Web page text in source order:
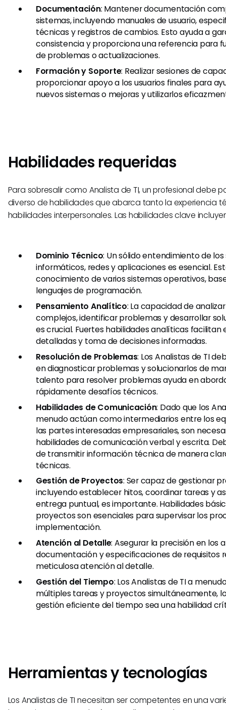
Documentación: Mantener documentación
sistemas, incluyendo manuales de usuario,
técnicas y registros de cambios. Esto ayuda a
consistencia y proporciona una referencia para
de problemas o actualizaciones.
Formación y Soporte: Realizar sesiones de
proporcionar apoyo a los usuarios finales para
nuevos sistemas o mejoras y utilizarlos
Habilidades requeridas
​Para sobresalir como Analista de TI, un profesional debe
diverso de habilidades que abarca tanto la experiencia
habilidades interpersonales. Las habilidades clave
Dominio Técnico: Un sólido entendimiento de
informáticos, redes y aplicaciones es esencial.
conocimiento de varios sistemas operativos,
lenguajes de programación.
Pensamiento Analítico: La capacidad de
complejos, identificar problemas y desarrollar
es crucial. Fuertes habilidades analíticas facilitan
detalladas y toma de decisiones informadas.
Resolución de Problemas: Los Analistas de TI
en diagnosticar problemas y solucionarlos de
talento para resolver problemas ayuda en
rápidamente desafíos técnicos.
Habilidades de Comunicación: Dado que los
menudo actúan como intermediarios entre los
las partes interesadas empresariales, son
habilidades de comunicación verbal y escrita.
de transmitir información técnica de manera
técnicas.
Gestión de Proyectos: Ser capaz de gestionar
incluyendo establecer hitos, coordinar tareas y
entrega puntual, es importante. Habilidades
proyectos son esenciales para supervisar los
implementación.
Atención al Detalle: Asegurar la precisión en los
documentación y especificaciones de requisitos
meticulosa atención al detalle.
Gestión del Tiempo: Los Analistas de TI a
múltiples tareas y proyectos simultáneamente,
gestión eficiente del tiempo sea una habilidad
Herramientas y tecnologías
​Los Analistas de TI necesitan ser competentes en una